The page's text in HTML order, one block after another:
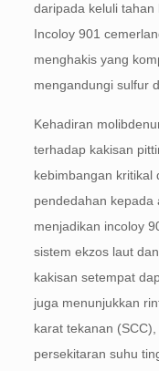
daripada keluli
Incoloy 901
menghakis yang
mengandungi sulfur
Kehadiran
terhadap kakisan
kebimbangan kritikal
pendedahan kepada
menjadikan incoloy
sistem ekzos laut
kakisan setempat
juga menunjukkan
karat tekanan
persekitaran suhu